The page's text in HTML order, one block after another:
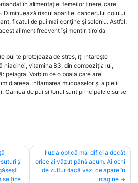
în alimentaţiei femeilor tinere, care
Diminuează riscul apariţiei cancerului colului
ficatul de pui mai conţine şi seleniu. Astfel,
aliment frecvent îşi menţin tiroida
pui te protejează de stres, îți întăreşte
niacinei, vitamina B3, din compoziția lui,
pelagra. Vorbim de o boală care are
diareea, inflamarea mucoaselor şi a pielii
Carnea de pui si tonul sunt principalele surse
și
se ține
Iluzia optică mai dificilă decât
orice ai văzut până acum. Ai ochi
de vultur dacă vezi ce apare în
imagine